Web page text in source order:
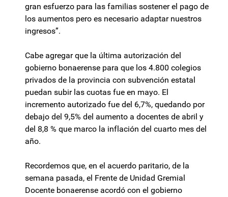
gran esfuerzo para las familias sostener el pago de
los aumentos pero es necesario adaptar nuestros
ingresos”.
Cabe agregar que la última autorización del
gobierno bonaerense para que los 4.800 colegios
privados de la provincia con subvención estatal
puedan subir las cuotas fue en mayo. El
incremento autorizado fue del 6,7%, quedando por
debajo del 9,5% del aumento a docentes de abril y
del 8,8 % que marco la inflación del cuarto mes del
año.
Recordemos que, en el acuerdo paritario, de la
semana pasada, el Frente de Unidad Gremial
Docente bonaerense acordó con el gobierno